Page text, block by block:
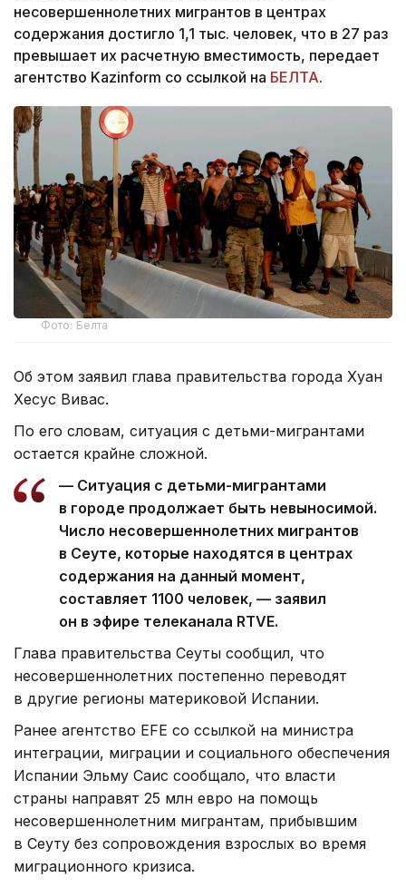
несовершеннолетних мигрантов в центрах
содержания достигло 1,1 тыс. человек, что в 27 раз
превышает их расчетную вместимость, передает
агентство Kazinform со ссылкой на БЕЛТА.
Фото: Белта
Об этом заявил глава правительства города Хуан
Хесус Вивас.
По его словам, ситуация с детьми-мигрантами
остается крайне сложной.
— Ситуация с детьми-мигрантами
в городе продолжает быть невыносимой.
Число несовершеннолетних мигрантов
в Сеуте, которые находятся в центрах
содержания на данный момент,
составляет 1100 человек, — заявил
он в эфире телеканала RTVE.
Глава правительства Сеуты сообщил, что
несовершеннолетних постепенно переводят
в другие регионы материковой Испании.
Ранее агентство EFE со ссылкой на министра
интеграции, миграции и социального обеспечения
Испании Эльму Саис сообщало, что власти
страны направят 25 млн евро на помощь
несовершеннолетним мигрантам, прибывшим
в Сеуту без сопровождения взрослых во время
миграционного кризиса.